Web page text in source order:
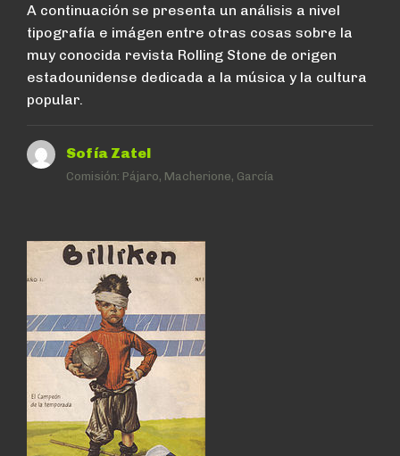
A continuación se presenta un análisis a nivel
tipografía e imágen entre otras cosas sobre la
muy conocida revista Rolling Stone de origen
estadounidense dedicada a la música y la cultura
popular.
Sofía Zatel
Comisión: Pájaro, Macherione, García